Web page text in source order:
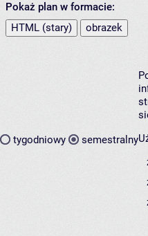
Pokaż plan w formacie:
HTML (stary)
obrazek
tygodniowy semestralny